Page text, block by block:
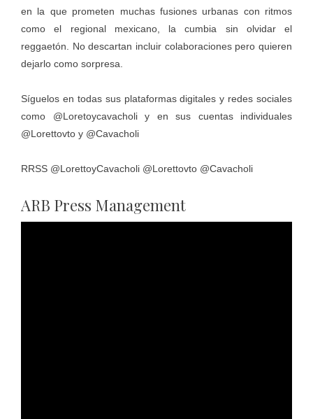
en la que prometen muchas fusiones urbanas con ritmos
como el regional mexicano, la cumbia sin olvidar el
reggaetón. No descartan incluir colaboraciones pero quieren
dejarlo como sorpresa.
Síguelos en todas sus plataformas digitales y redes sociales
como @Loretoycavacholi y en sus cuentas individuales
@Lorettovto y @Cavacholi
RRSS @LorettoyCavacholi @Lorettovto @Cavacholi
ARB Press Management